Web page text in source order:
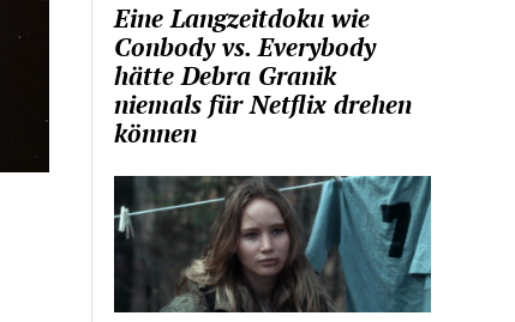
Eine Langzeitdoku wie
Conbody vs. Everybody
hätte Debra Granik
niemals für Netflix drehen
können